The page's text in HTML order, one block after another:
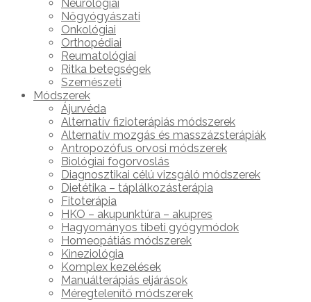
Neurológiai
Nőgyógyászati
Onkológiai
Orthopédiai
Reumatológiai
Ritka betegségek
Szemészeti
Módszerek
Ájurvéda
Alternatív fizioterápiás módszerek
Alternatív mozgás és masszázsterápiák
Antropozófus orvosi módszerek
Biológiai fogorvoslás
Diagnosztikai célú vizsgáló módszerek
Dietétika – táplálkozásterápia
Fitoterápia
HKO – akupunktúra – akupres
Hagyományos tibeti gyógymódok
Homeopátiás módszerek
Kineziológia
Komplex kezelések
Manuálterápiás eljárások
Méregtelenítő módszerek